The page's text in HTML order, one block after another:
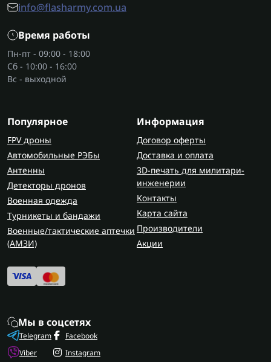
info@flasharmy.com.ua
Время работы
Пн-пт - 09:00 - 18:00
Сб - 10:00 - 16:00
Вс - выходной
Популярное
FPV дроны
Автомобильные РЭБы
Антенны
Детекторы дронов
Военная одежда
Турникеты и бандажи
Военные/тактические аптечки
(AMЗИ)
Информация
Договор оферты
Доставка и оплата
3D-печать для милитари-
инженерии
Контакты
Карта сайта
Производители
Акции
Мы в соцсетях
Telegram
Viber
Facebook
Instagram